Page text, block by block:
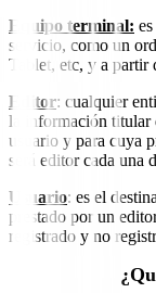
Equipo terminal:
servicio, como un
Tablet, etc, y a partir
Editor: cualquier
la información titular
usuario y para cuya
será editor cada una
Usuario: es el
prestado por un
registrado y no